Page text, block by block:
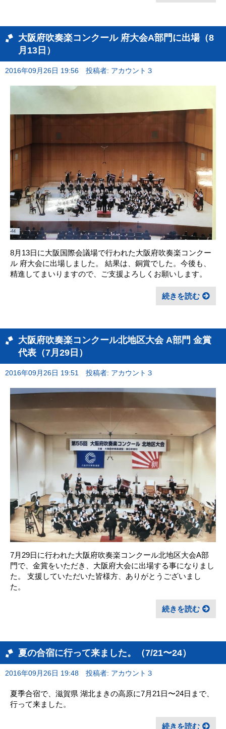
大阪府吹奏楽コンクール 府大会A部門に出場（8
月13日）
2016年09月26日 19:56 投稿者: アカウント３
8月13日に大阪国際会議場で行われた大阪府吹奏楽コンクー
ル 府大会に出場しました。 結果は、銅賞でした。今後も、
精進してまいりますので、ご支援よろしくお願いします。
続きを読む
大阪府吹奏楽コンクール北地区大会 A部門 金賞
代表（7月29日）
2016年09月26日 19:51 投稿者: アカウント３
7月29日に行われた大阪府吹奏楽コンクール北地区大会A部
門で、金賞をいただき、大阪府大会に出場する事になりまし
た。 支援していただいた皆様方、ありがとうございまし
た。
続きを読む
夏の合宿に行って来ました。（7/21〜24）
2016年09月26日 19:48 投稿者: アカウント３
夏季合宿で、滋賀県 湖北まきの高原に7月21日〜24日まで、
行って来ました。
続きを読む